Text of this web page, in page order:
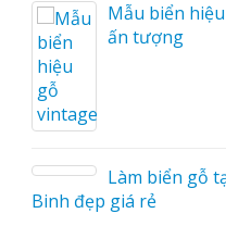
Mẫu biển
ấn tượng
Làm biển gỗ
Binh đẹp giá rẻ